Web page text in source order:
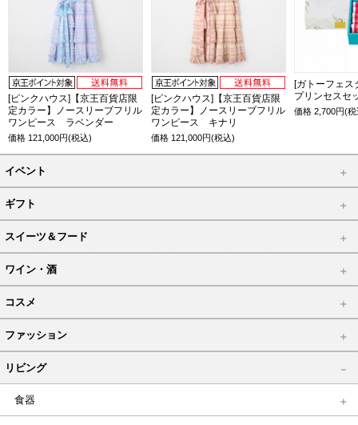
[ピンクハウス]【京王百貨店限
定カラー】ノースリーブフリル
ワンピース ラベンダー
価格 121,000円(税込)
[ピンクハウス]【京王百貨店限
定カラー】ノースリーブフリル
ワンピース キナリ
価格 121,000円(税込)
[ガトーフェス
プリンセスセ
価格2,700円(
イベント
ギフト
スイーツ＆フード
ワイン・酒
コスメ
ファッション
リビング
食器